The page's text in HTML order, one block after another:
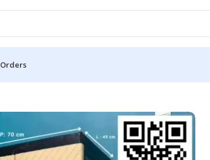
Orders